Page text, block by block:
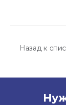
Назад к